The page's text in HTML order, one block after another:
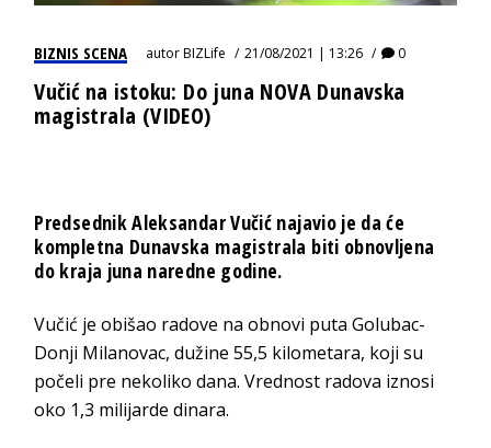
BIZNIS SCENA autorBIZLife 21/08/2021 | 13:26 0
Vučić na istoku: Do juna NOVA Dunavska
magistrala (VIDEO)
Predsednik Aleksandar Vučić najavio je da će
kompletna Dunavska magistrala biti obnovljena
do kraja juna naredne godine.
Vučić je obišao radove na obnovi puta Golubac-
Donji Milanovac, dužine 55,5 kilometara, koji su
počeli pre nekoliko dana. Vrednost radova iznosi
oko 1,3 milijarde dinara.